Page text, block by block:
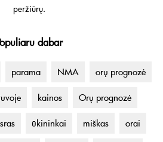
peržiūrų.
dabar
parama NMA orų prognozė
kainos Orų prognozė
ūkininkai miškas orai